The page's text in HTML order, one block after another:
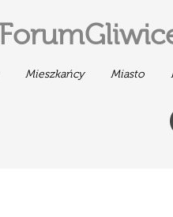
Mieszkańcy Miasto